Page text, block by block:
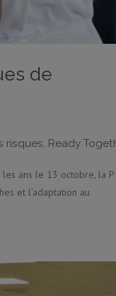
de
risques, Ready
ans le 13 octobre, la
et l’adaptation au